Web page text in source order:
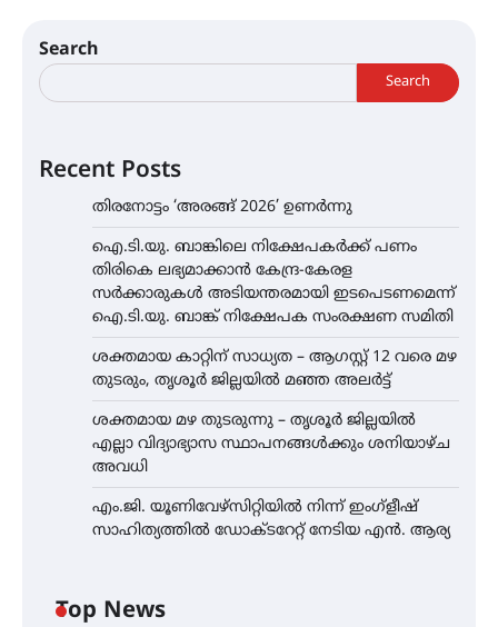
Search
Search
Recent Posts
തിരനോട്ടം ‘അരങ്ങ് 2026’ ഉണർന്നു
ഐ.ടി.യു. ബാങ്കിലെ നിക്ഷേപകർക്ക് പണം
തിരികെ ലഭ്യമാക്കാൻ കേന്ദ്ര-കേരള
സർക്കാരുകൾ അടിയന്തരമായി ഇടപെടണമെന്ന്
ഐ.ടി.യു. ബാങ്ക് നിക്ഷേപക സംരക്ഷണ സമിതി
ശക്തമായ കാറ്റിന് സാധ്യത – ആഗസ്റ്റ് 12 വരെ മഴ
തുടരും, തൃശൂർ ജില്ലയിൽ മഞ്ഞ അലർട്ട്
ശക്തമായ മഴ തുടരുന്നു – തൃശൂർ ജില്ലയിൽ
എല്ലാ വിദ്യാഭ്യാസ സ്ഥാപനങ്ങൾക്കും ശനിയാഴ്ച
അവധി
എം.ജി. യൂണിവേഴ്‌സിറ്റിയിൽ നിന്ന് ഇംഗ്ളീഷ്
സാഹിത്യത്തിൽ ഡോക്ടറേറ്റ് നേടിയ എൻ. ആര്യ
Top News